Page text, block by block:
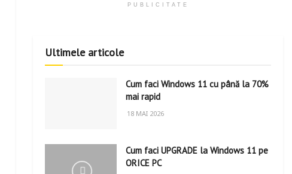
PUBLICITATE
Ultimele articole
Cum faci Windows 11 cu până la 70%
mai rapid
18 MAI 2026
Cum faci UPGRADE la Windows 11 pe
ORICE PC